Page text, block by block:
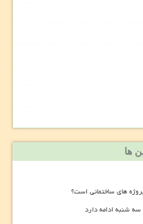
ها
های ساختمانی است؟